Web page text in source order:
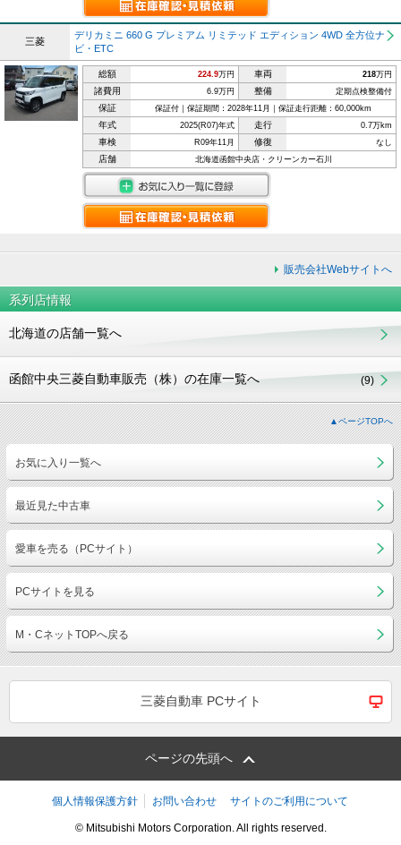
三菱
デリカミニ 660 G プレミアム リミテッド エディション 4WD 全方位ナ
ビ・ETC
総額 224.9万円 車両 218万円
諸費用 6.9万円 整備 定期点検整備付
保証 保証付｜保証期間：2028年11月｜保証走行距離：60,000km
年式 2025(R07)年式 走行 0.7万km
車検 R09年11月 修復 なし
店舗 北海道函館中央店・クリーンカー石川
販売会社Webサイトへ
系列店情報
北海道の店舗一覧へ
函館中央三菱自動車販売（株）の在庫一覧へ (9)
▲ページTOPへ
お気に入り一覧へ
最近見た中古車
愛車を売る（PCサイト）
PCサイトを見る
M・CネットTOPへ戻る
三菱自動車 PCサイト
ページの先頭へ
個人情報保護方針 お問い合わせ サイトのご利用について
© Mitsubishi Motors Corporation. All rights reserved.